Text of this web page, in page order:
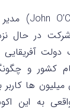
در حال
دولت
کشور و
ها کاربر
به این